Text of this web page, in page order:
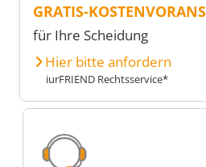
GRATIS-
für Ihre Scheidung
Hier bitte anfordern
iurFRIEND Rechtsservice*